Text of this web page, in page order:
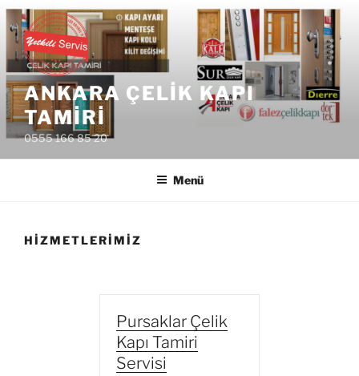
İçeriğe
geç
ANKARA ÇELIK KAPI
TAMIRI
0555 166 85 20
Menü
HIZMETLERIMIZ
Pursaklar Çelik
Kapı Tamiri
Servisi